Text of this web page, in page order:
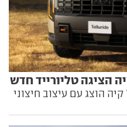
הציגה טליורייד חדש
הוצג עם עיצוב חיצוני
למערכת הנעה